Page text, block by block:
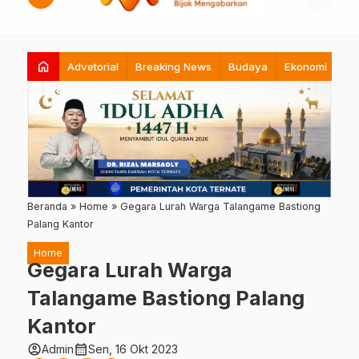
home Advetorial Breaking News Budaya Ekonomi
Beranda » Home » Gegara Lurah Warga Talangame Bastiong
Palang Kantor
Home
Gegara Lurah Warga
Talangame Bastiong Palang
Kantor
account_circleAdmincalendar_monthSen, 16 Okt 2023